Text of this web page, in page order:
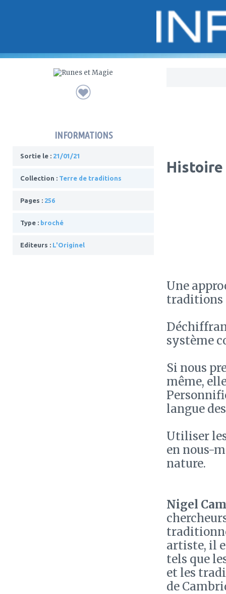
INFORMATIONS
Sortie le : 21/01/21
Collection : Terre de traditions
Pages : 256
Type : broché
Editeurs : L'Originel
Histoire
Une
traditions
système
Si nous
même,
langue
Utiliser
en nous-
nature.
Nigel
artiste, il
tels que
et les
de